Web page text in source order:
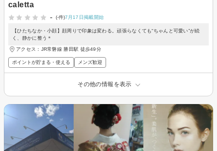
caletta
-
(-件)7月17日掲載開始
【ひたちなか・小顔】顔周りで印象は変わる。頑張らなくても“ちゃんと可愛い”が続
く、静かに整う＊
アクセス：JR常磐線 勝田駅 徒歩49分
ポイントが貯まる・使える メンズ歓迎
その他の情報を表示